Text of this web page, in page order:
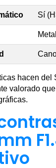
Sí
hacen del
valorado